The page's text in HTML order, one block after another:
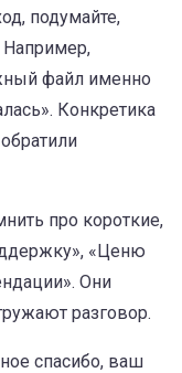
подумайте,
Например,
файл именно
Конкретика
про короткие,
«Ценю
Они
разговор.
спасибо, ваш